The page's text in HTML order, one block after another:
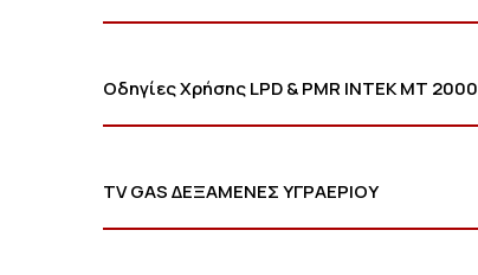
Οδηγίες Χρήσης LPD & PMR INTEK MT 2000
TV GAS ΔΕΞΑΜΕΝΕΣ ΥΓΡΑΕΡΙΟΥ